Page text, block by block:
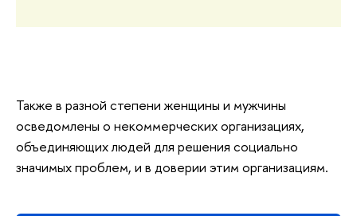
Также в разной степени женщины и мужчины
осведомлены о некоммерческих организациях,
объединяющих людей для решения социально
значимых проблем, и в доверии этим организациям.